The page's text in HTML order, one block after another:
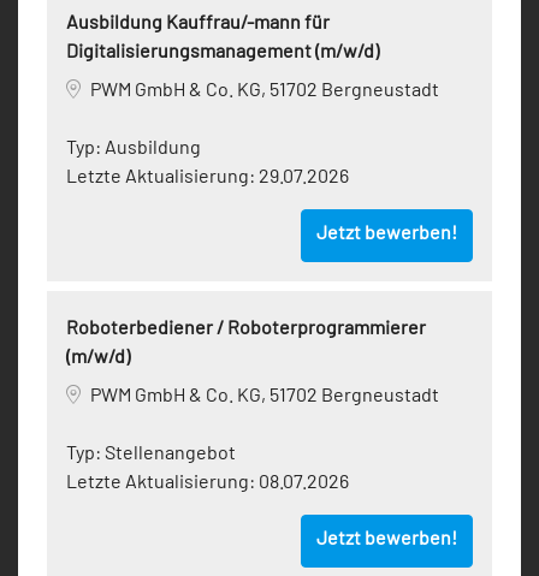
Ausbildung Kauffrau/-mann für
Digitalisierungsmanagement (m/w/d)
PWM GmbH & Co. KG, 51702 Bergneustadt
Typ: Ausbildung
Letzte Aktualisierung: 29.07.2026
Jetzt bewerben!
Roboterbediener / Roboterprogrammierer
(m/w/d)
PWM GmbH & Co. KG, 51702 Bergneustadt
Typ: Stellenangebot
Letzte Aktualisierung: 08.07.2026
Jetzt bewerben!